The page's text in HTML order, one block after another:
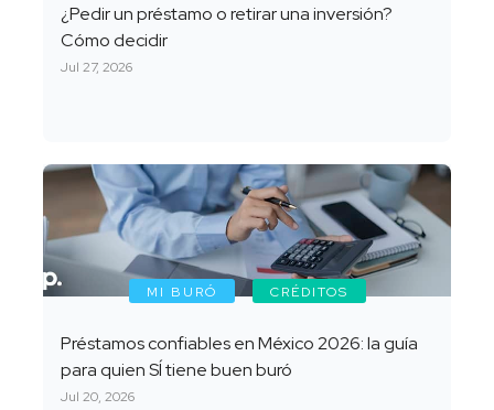
¿Pedir un préstamo o retirar una inversión?
Cómo decidir
Jul 27, 2026
MI BURÓ CRÉDITOS
Préstamos confiables en México 2026: la guía
para quien SÍ tiene buen buró
Jul 20, 2026